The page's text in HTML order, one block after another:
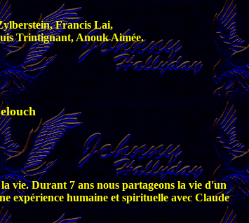
Francis Lai,
Trintignant, Anouk Aimée.
vie. Durant 7 ans nous partageons la vie d'un
expérience humaine et spirituelle avec Claude